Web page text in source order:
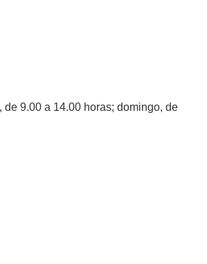
9.00 a 14.00 horas; domingo, de